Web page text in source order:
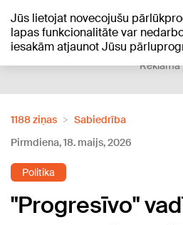
Jūs lietojat novecojušu
lapas funkcionalitāte var
iesakām atjaunot Jūsu
+24°C
Reklāma
1188 ziņas
Sabiedrība
Pirmdiena, 18. maijs, 2026
Politika
"Progresīvo"